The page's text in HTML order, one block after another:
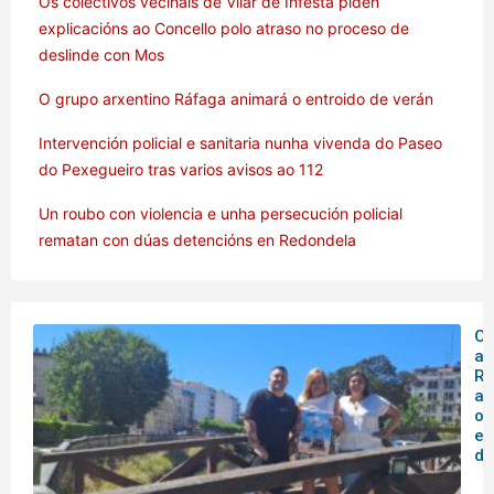
explicacións ao Concello polo atraso no proceso de
deslinde con Mos
O grupo arxentino Ráfaga animará o entroido de verán
Intervención policial e sanitaria nunha vivenda do Paseo
do Pexegueiro tras varios avisos ao 112
Un roubo con violencia e unha persecución policial
rematan con dúas detencións en Redondela
O
o